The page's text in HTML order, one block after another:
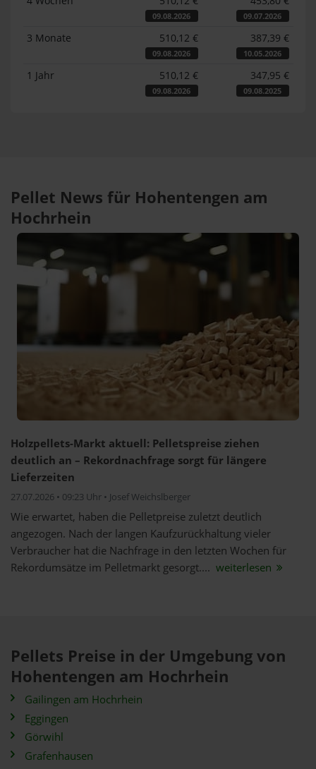
09.08.2026 09.07.2026
3 Monate 510,12 €
09.08.2026
387,39 €
10.05.2026
1 Jahr 510,12 €
09.08.2026
347,95 €
09.08.2025
Pellet News für Hohentengen am
Hochrhein
Holzpellets-Markt aktuell: Pelletspreise ziehen
deutlich an – Rekordnachfrage sorgt für längere
Lieferzeiten
27.07.2026 • 09:23 Uhr • Josef Weichslberger
Wie erwartet, haben die Pelletpreise zuletzt deutlich
angezogen. Nach der langen Kaufzurückhaltung vieler
Verbraucher hat die Nachfrage in den letzten Wochen für
Rekordumsätze im Pelletmarkt gesorgt.... weiterlesen
Pellets Preise in der Umgebung von
Hohentengen am Hochrhein
Gailingen am Hochrhein
Eggingen
Görwihl
Grafenhausen